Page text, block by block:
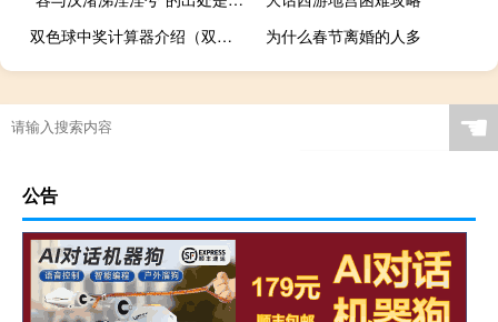
双色球中奖计算器介绍（双色球中奖计算器360）
为什么春节离婚的人多
☚
公告